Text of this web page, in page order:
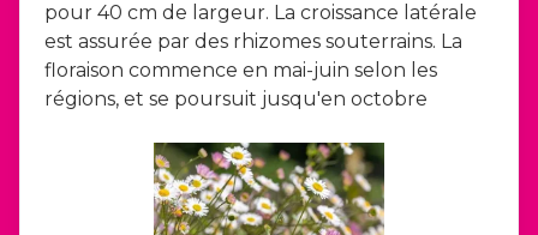
pour 40 cm de largeur. La croissance latérale
est assurée par des rhizomes souterrains. La
floraison commence en mai-juin selon les
régions, et se poursuit jusqu'en octobre